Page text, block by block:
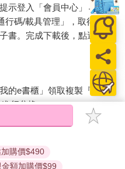
示登入「會員中心」→「我
碼/載具管理」，取得通行
書。完成下載後，點選任一
的e書櫃」領取複製『兌換
行兌換。
的電子書僅能以金石堂專屬
他閱讀器或直接下載檔案。
行政院消費者保護處公告之
購價$490
額加購價$99